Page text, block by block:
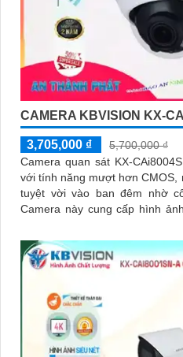
CAMERA KBVISION KX-
3,705,000 ₫
5,700,000 ₫
Camera quan sát KX-
với tính năng mượt hơn CMOS,
tuyệt vời vào ban đêm nhờ
Camera này cung cấp hình